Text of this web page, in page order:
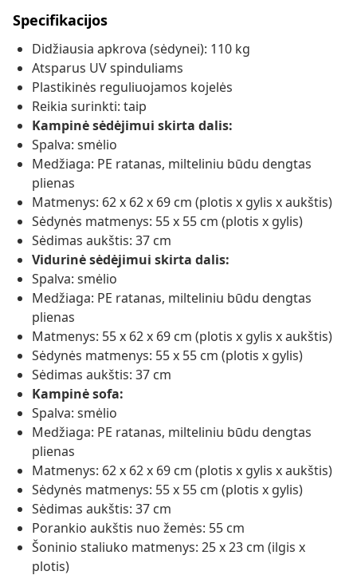
Specifikacijos
Didžiausia apkrova (sėdynei): 110 kg
Atsparus UV spinduliams
Plastikinės reguliuojamos kojelės
Reikia surinkti: taip
Kampinė sėdėjimui skirta dalis:
Spalva: smėlio
Medžiaga: PE ratanas, milteliniu būdu dengtas
plienas
Matmenys: 62 x 62 x 69 cm (plotis x gylis x aukštis)
Sėdynės matmenys: 55 x 55 cm (plotis x gylis)
Sėdimas aukštis: 37 cm
Vidurinė sėdėjimui skirta dalis:
Spalva: smėlio
Medžiaga: PE ratanas, milteliniu būdu dengtas
plienas
Matmenys: 55 x 62 x 69 cm (plotis x gylis x aukštis)
Sėdynės matmenys: 55 x 55 cm (plotis x gylis)
Sėdimas aukštis: 37 cm
Kampinė sofa:
Spalva: smėlio
Medžiaga: PE ratanas, milteliniu būdu dengtas
plienas
Matmenys: 62 x 62 x 69 cm (plotis x gylis x aukštis)
Sėdynės matmenys: 55 x 55 cm (plotis x gylis)
Sėdimas aukštis: 37 cm
Porankio aukštis nuo žemės: 55 cm
Šoninio staliuko matmenys: 25 x 23 cm (ilgis x
plotis)